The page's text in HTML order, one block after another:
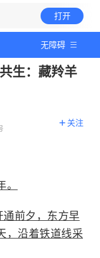
打开
无障碍
生：藏羚羊
关注
前夕，东方早
，沿着铁道线采